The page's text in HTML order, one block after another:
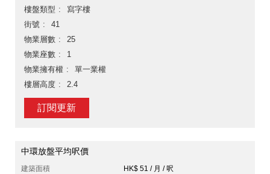
樓盤類型
寫字樓
街號
41
物業層數
25
物業座數
1
物業擁有權
單一業權
樓層高度
2.4
訂閱更新
中環放盤平均呎價
建築面積
HK$ 51 / 月 / 呎